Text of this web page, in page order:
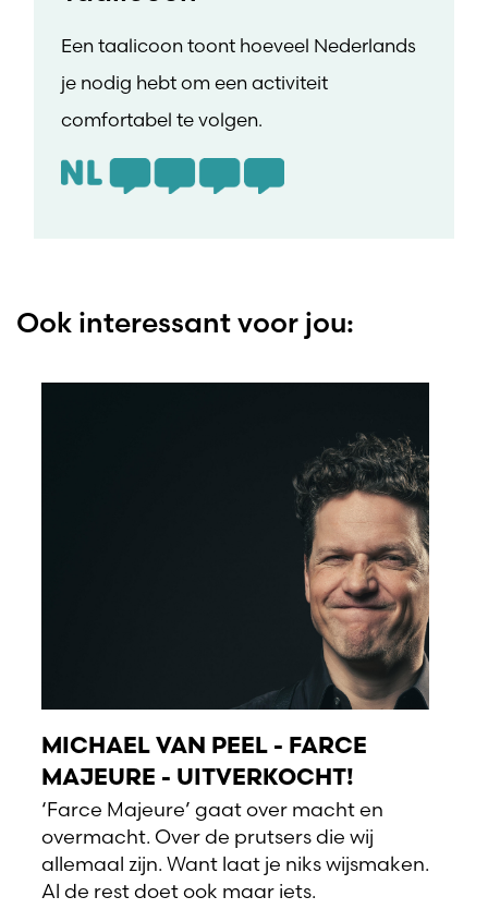
Een taalicoon toont hoeveel Nederlands
je nodig hebt om een activiteit
comfortabel te volgen.
Ook interessant voor jou:
MICHAEL VAN PEEL - FARCE
MAJEURE - UITVERKOCHT!
‘Farce Majeure’ gaat over macht en
overmacht. Over de prutsers die wij
allemaal zijn. Want laat je niks wijsmaken.
Al de rest doet ook maar iets.